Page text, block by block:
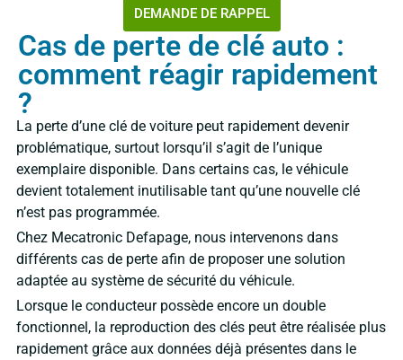
DEMANDE DE RAPPEL
Cas de perte de clé auto :
comment réagir rapidement
?
La perte d’une clé de voiture peut rapidement devenir
problématique, surtout lorsqu’il s’agit de l’unique
exemplaire disponible. Dans certains cas, le véhicule
devient totalement inutilisable tant qu’une nouvelle clé
n’est pas programmée.
Chez Mecatronic Defapage, nous intervenons dans
différents cas de perte afin de proposer une solution
adaptée au système de sécurité du véhicule.
Lorsque le conducteur possède encore un double
fonctionnel, la reproduction des clés peut être réalisée plus
rapidement grâce aux données déjà présentes dans le